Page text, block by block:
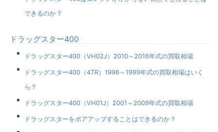
できるのか？
ドラッグスター400
ドラッグスター400（VH02J）2010～2016年式の買取相場
ドラッグスター400（4TR）1996～1999年式の買取相場はいく
ら？
ドラッグスター400（VH01J）2001～2009年式の買取相場
ドラッグスターをボアアップすることはできるのか？